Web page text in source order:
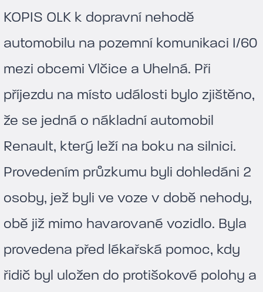
KOPIS OLK k dopravní nehodě
automobilu na pozemní komunikaci I/60
mezi obcemi Vlčice a Uhelná. Při
příjezdu na místo události bylo zjištěno,
že se jedná o nákladní automobil
Renault, který leží na boku na silnici.
Provedením průzkumu byli dohledáni 2
osoby, jež byli ve voze v době nehody,
obě již mimo havarované vozidlo. Byla
provedena před lékařská pomoc, kdy
řidič byl uložen do protišokové polohy a